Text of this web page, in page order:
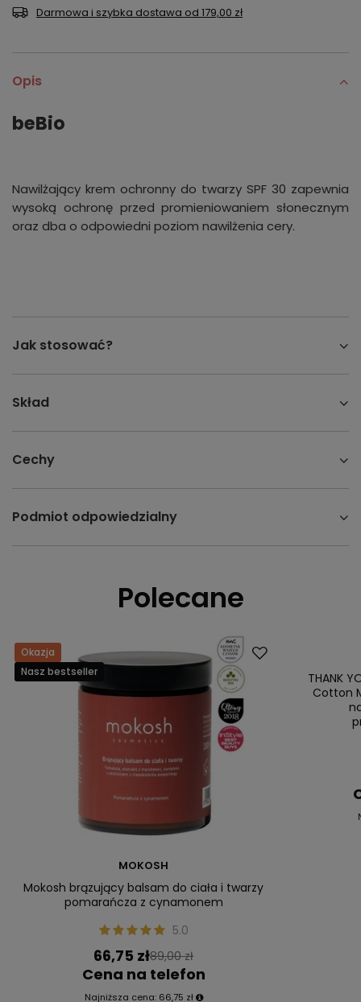
Darmowa i szybka dostawa od 179,00 zł
Opis
beBio
Nawilżający krem ochronny do twarzy SPF 30 zapewnia
wysoką ochronę przed promieniowaniem słonecznym
oraz dba o odpowiedni poziom nawilżenia cery.
Jak stosować?
Skład
Cechy
Podmiot odpowiedzialny
Polecane
Okazja
Nasz bestseller
MOKOSH
Mokosh brązujący balsam do ciała i twarzy
pomarańcza z cynamonem
5.0
66,75 zł89,00 zł
Cena na telefon
Najniższa cena: 66,75 zł
NaszTHANK
Cotton